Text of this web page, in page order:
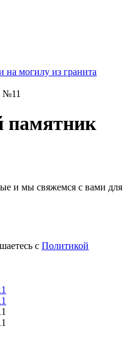
могилу из гранита
№11
памятник
и мы свяжемся с вами для
с Политикой